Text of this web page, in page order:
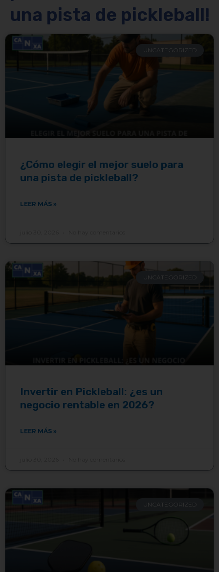
una pista de pickleball!
UNCATEGORIZED
¿Cómo elegir el mejor suelo para
una pista de pickleball?
LEER MÁS »
UNCATEGORIZED
Invertir en Pickleball: ¿es un
negocio rentable en 2026?
LEER MÁS »
UNCATEGORIZED